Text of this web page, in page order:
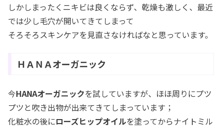
しかしまったくニキビは良くならず、乾燥も激しく、最近
では少し毛穴が開いてきてしまって
そろそろスキンケアを見直さなければなと思っています。
ＨＡＮＡオーガニック
今HANAオーガニックを試していますが、ほほ周りにプツ
プツと吹き出物が出来てきてしまっています；
化粧水の後にローズヒップオイルを塗ってからナイトミル